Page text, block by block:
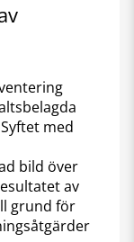
med
bild över
av
grund för